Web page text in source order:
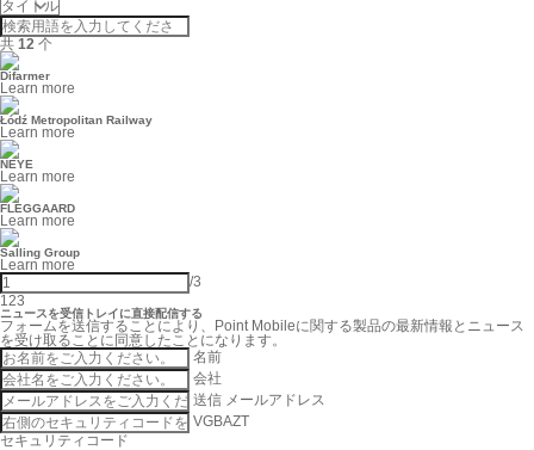
共 12 个
Difarmer
Learn more
Łódź Metropolitan Railway
Learn more
NEYE
Learn more
FLEGGAARD
Learn more
Salling Group
Learn more
/3
123
ニュースを受信トレイに直接配信する
フォームを送信することにより、Point Mobileに関する製品の最新情報とニュース
を受け取ることに同意したことになります。
名前
会社
送信 メールアドレス
VGBAZT
セキュリティコード